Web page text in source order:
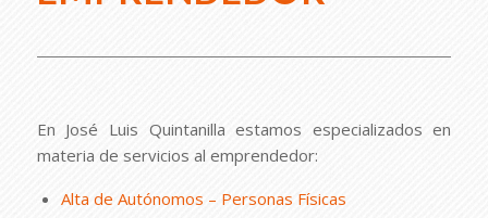
En José Luis Quintanilla estamos especializados en
materia de servicios al emprendedor:
Alta de Autónomos – Personas Físicas